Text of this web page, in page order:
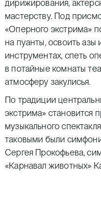
дирижирования,
мастерству. Под
«Оперного экстрима»
на пуанты, освоить азы
инструментах, спеть
в потайные комнаты
атмосферу закулисья.
По традиции
экстрима» становится
музыкального
таковыми были
Сергея Прокофьева,
«Карнавал животных»
литературно-